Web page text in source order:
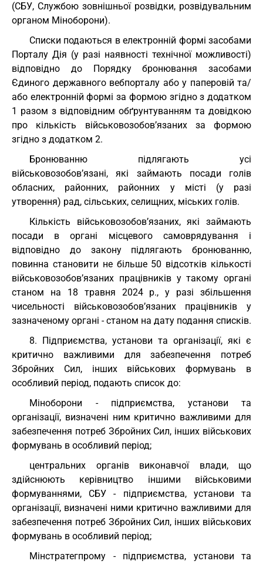
(СБУ, Службою зовнішньої розвідки, розвідувальним
органом Міноборони).
Списки подаються в електронній формі засобами
Порталу Дія (у разі наявності технічної можливості)
відповідно до Порядку бронювання засобами
Єдиного державного вебпорталу або у паперовій та/
або електронній формі за формою згідно з додатком
1 разом з відповідним обґрунтуванням та довідкою
про кількість військовозобов’язаних за формою
згідно з додатком 2.
Бронюванню підлягають усі
військовозобов’язані, які займають посади голів
обласних, районних, районних у місті (у разі
утворення) рад, сільських, селищних, міських голів.
Кількість військовозобов’язаних, які займають
посади в органі місцевого самоврядування і
відповідно до закону підлягають бронюванню,
повинна становити не більше 50 відсотків кількості
військовозобов’язаних працівників у такому органі
станом на 18 травня 2024 р., у разі збільшення
чисельності військовозобов’язаних працівників у
зазначеному органі - станом на дату подання списків.
8. Підприємства, установи та організації, які є
критично важливими для забезпечення потреб
Збройних Сил, інших військових формувань в
особливий період, подають список до:
Міноборони - підприємства, установи та
організації, визначені ним критично важливими для
забезпечення потреб Збройних Сил, інших військових
формувань в особливий період;
центральних органів виконавчої влади, що
здійснюють керівництво іншими військовими
формуваннями, СБУ - підприємства, установи та
організації, визначені ними критично важливими для
забезпечення потреб Збройних Сил, інших військових
формувань в особливий період;
Мінстратегпрому - підприємства, установи та